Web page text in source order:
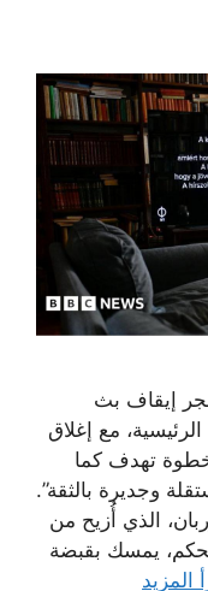
إيقاف بث
الرئيسية، مع إغلاق
تهدف كما
وجديرة بالثقة”.
الذي أُزيح من
16 عاماً في الحكم، يمسك بقبضة
المزيد